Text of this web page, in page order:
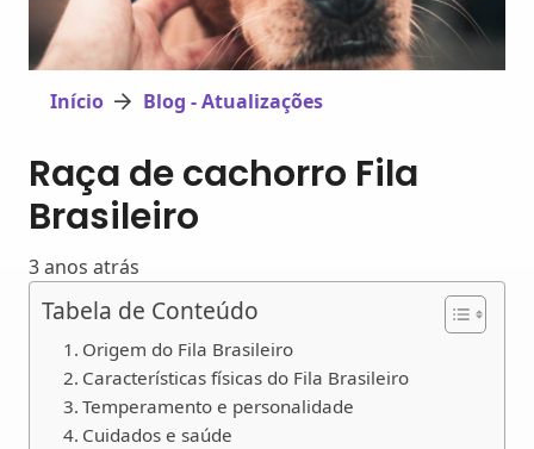
Início Blog - Atualizações
Raça de cachorro Fila
Brasileiro
3 anos atrás
Tabela de Conteúdo
Origem do Fila Brasileiro
Características físicas do Fila Brasileiro
Temperamento e personalidade
Cuidados e saúde